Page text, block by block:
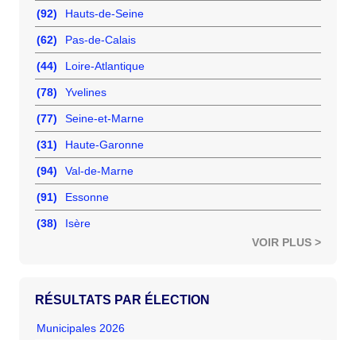
(92) Hauts-de-Seine
(62) Pas-de-Calais
(44) Loire-Atlantique
(78) Yvelines
(77) Seine-et-Marne
(31) Haute-Garonne
(94) Val-de-Marne
(91) Essonne
(38)
Isère
VOIR PLUS >
RÉSULTATS PAR ÉLECTION
Municipales 2026